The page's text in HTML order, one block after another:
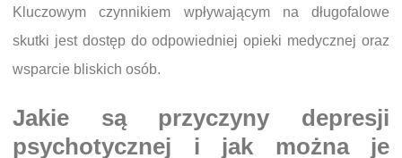
Kluczowym czynnikiem wpływającym na długofalowe
skutki jest dostęp do odpowiedniej opieki medycznej oraz
wsparcie bliskich osób.
Jakie są przyczyny depresji
psychotycznej i jak można je